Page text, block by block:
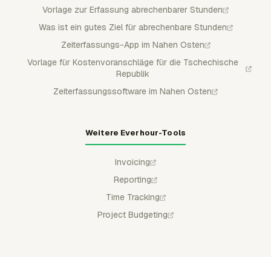
Vorlage zur Erfassung abrechenbarer Stunden
Was ist ein gutes Ziel für abrechenbare Stunden
Zeiterfassungs-App im Nahen Osten
Vorlage für Kostenvoranschläge für die Tschechische
Republik
Zeiterfassungssoftware im Nahen Osten
Weitere Everhour-Tools
Invoicing
Reporting
Time Tracking
Project Budgeting